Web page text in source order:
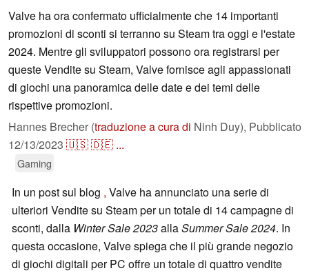
Valve ha ora confermato ufficialmente che 14 importanti
promozioni di sconti si terranno su Steam tra oggi e l'estate
2024. Mentre gli sviluppatori possono ora registrarsi per
queste Vendite su Steam, Valve fornisce agli appassionati
di giochi una panoramica delle date e dei temi delle
rispettive promozioni.
Hannes Brecher (traduzione a cura di Ninh Duy), Pubblicato
12/13/2023 🇺🇸🇩🇪 ...
Gaming
In un post sul blog , Valve ha annunciato una serie di
ulteriori Vendite su Steam per un totale di 14 campagne di
sconti, dalla Winter Sale 2023allaSummer Sale 2024. In
questa occasione, Valve spiega che il più grande negozio
di giochi digitali per PC offre un totale di quattro vendite